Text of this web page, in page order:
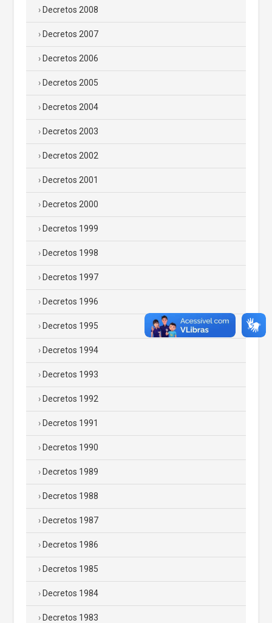
Decretos 2008
Decretos 2007
Decretos 2006
Decretos 2005
Decretos 2004
Decretos 2003
Decretos 2002
Decretos 2001
Decretos 2000
Decretos 1999
Decretos 1998
Decretos 1997
Decretos 1996
Decretos 1995
Decretos 1994
Decretos 1993
Decretos 1992
Decretos 1991
Decretos 1990
Decretos 1989
Decretos 1988
Decretos 1987
Decretos 1986
Decretos 1985
Decretos 1984
Decretos 1983